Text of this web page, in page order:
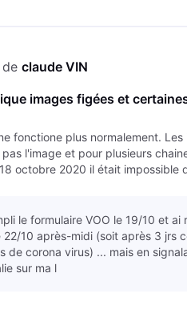
claude VIN
images figées et
fonctione plus normalement.
l'image et pour plusieurs
octobre 2020 il était impossible
le formulaire VOO le 19/10 et ai
22/10 après-midi (soit après 3 jrs
de corona virus) ... mais en
sur ma l